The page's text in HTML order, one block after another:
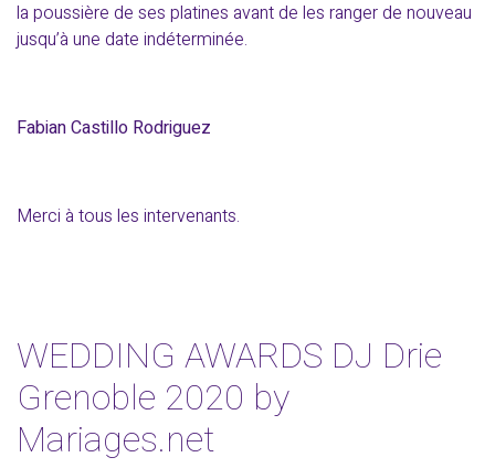
la poussière de ses platines avant de les ranger de nouveau
jusqu’à une date indéterminée.
Fabian Castillo Rodriguez
Merci à tous les intervenants.
WEDDING AWARDS DJ Drie
Grenoble 2020 by
Mariages.net